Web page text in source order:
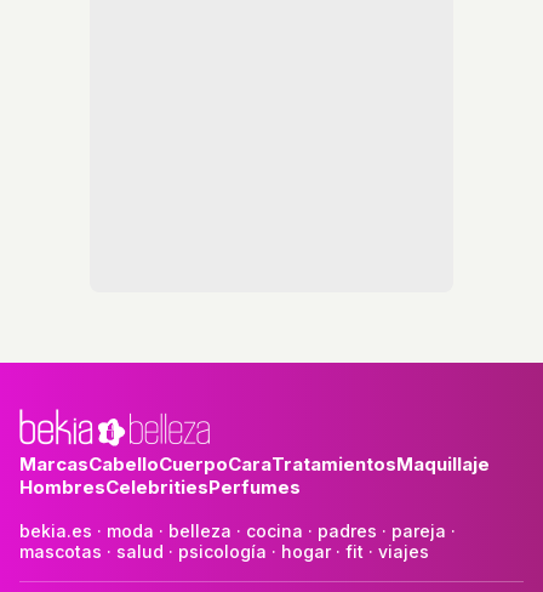
MarcasCabelloCuerpoCaraTratamientosMaquillaje
HombresCelebritiesPerfumes
bekia.es · moda · belleza · cocina · padres · pareja ·
mascotas · salud · psicología · hogar· fit · viajes